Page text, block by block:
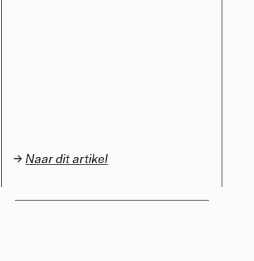
→Naar dit artikel